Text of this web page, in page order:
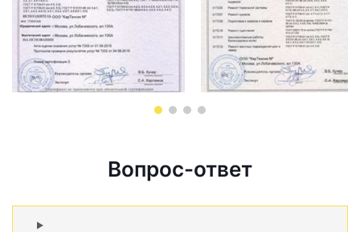
Вопрос-ответ